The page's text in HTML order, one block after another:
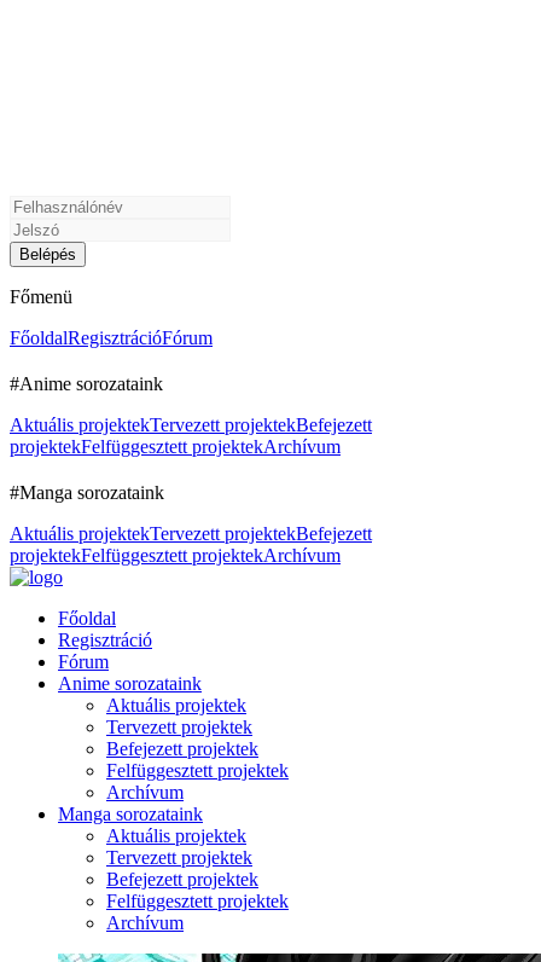
Főmenü
FőoldalRegisztrációFórum
#Anime sorozataink
Aktuális projektekTervezett projektekBefejezett
projektekFelfüggesztett projektekArchívum
#Manga sorozataink
Aktuális projektekTervezett projektekBefejezett
projektekFelfüggesztett projektekArchívum
Főoldal
Regisztráció
Fórum
Anime sorozataink
Aktuális projektek
Tervezett projektek
Befejezett projektek
Felfüggesztett projektek
Archívum
Manga sorozataink
Aktuális projektek
Tervezett projektek
Befejezett projektek
Felfüggesztett projektek
Archívum